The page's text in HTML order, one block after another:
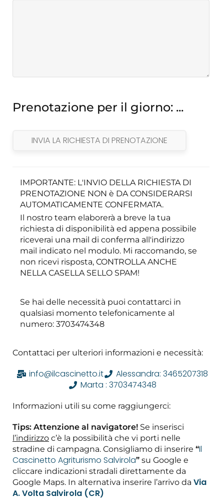
Prenotazione per il giorno: ...
IMPORTANTE: L'INVIO DELLA RICHIESTA DI
PRENOTAZIONE NON è DA CONSIDERARSI
AUTOMATICAMENTE CONFERMATA.
Il nostro team elaborerà a breve la tua
richiesta di disponibilità ed appena possibile
riceverai una mail di conferma all'indirizzo
mail indicato nel modulo. Mi raccomando, se
non ricevi risposta, CONTROLLA ANCHE
NELLA CASELLA SELLO SPAM!
Se hai delle necessità puoi contattarci in
qualsiasi momento telefonicamente al
numero: 3703474348
Contattaci per ulteriori informazioni e necessità:
info@ilcascinetto.it
Alessandra: 3465207318
Marta : 3703474348
Informazioni utili su come raggiungerci:
Tips: Attenzione al navigatore! Se inserisci
l’indirizzo c’è la possibilità che vi porti nelle
stradine di campagna. Consigliamo di inserire “Il
Cascinetto Agriturismo Salvirola” su Google e
cliccare indicazioni stradali direttamente da
Google Maps. In alternativa inserire l’arrivo da Via
A. Volta Salvirola (CR)